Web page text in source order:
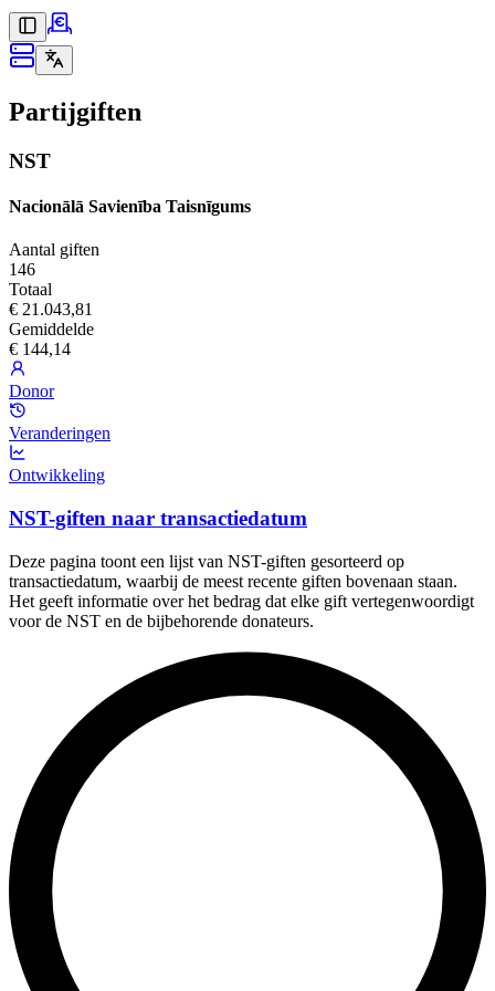
Partijgiften
NST
Nacionālā Savienība Taisnīgums
Aantal giften
146
Totaal
€ 21.043,81
Gemiddelde
€ 144,14
Donor
Veranderingen
Ontwikkeling
NST-giften naar transactiedatum
Deze pagina toont een lijst van NST-giften gesorteerd op
transactiedatum, waarbij de meest recente giften bovenaan staan.
Het geeft informatie over het bedrag dat elke gift vertegenwoordigt
voor de NST en de bijbehorende donateurs.